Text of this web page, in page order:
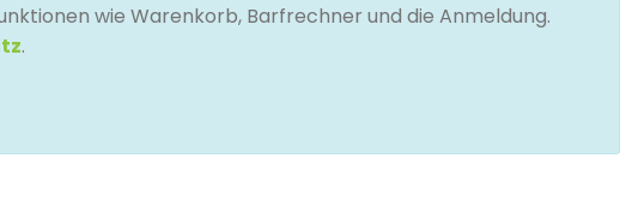
wie Warenkorb, Barfrechner und die Anmeldung.
.